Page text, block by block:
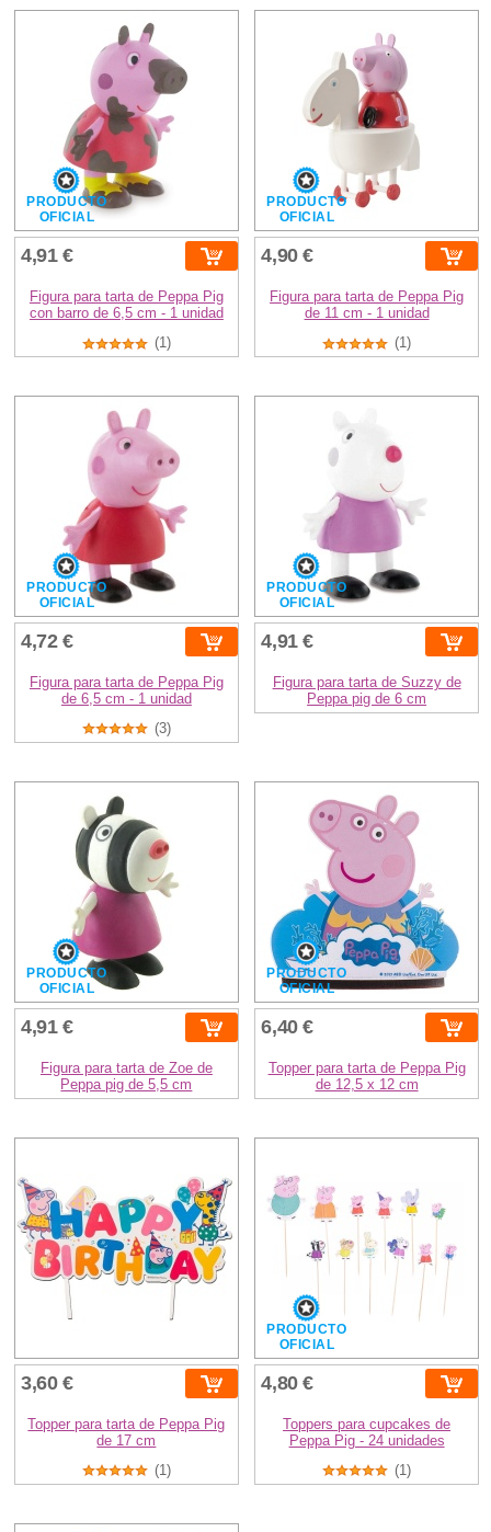
PRODUCTO
OFICIAL
4,91 €
Figura para tarta de Peppa Pig
con barro de 6,5 cm - 1 unidad
(1)
PRODUCTO
OFICIAL
4,90 €
Figura para tarta de Peppa Pig
de 11 cm - 1 unidad
(1)
PRODUCTO
OFICIAL
4,72 €
Figura para tarta de Peppa Pig
de 6,5 cm - 1 unidad
(3)
PRODUCTO
OFICIAL
4,91 €
Figura para tarta de Suzzy de
Peppa pig de 6 cm
PRODUCTO
OFICIAL
4,91 €
Figura para tarta de Zoe de
Peppa pig de 5,5 cm
PRODUCTO
OFICIAL
6,40 €
Topper para tarta de Peppa Pig
de 12,5 x 12 cm
3,60 €
Topper para tarta de Peppa Pig
de 17 cm
(1)
PRODUCTO
OFICIAL
4,80 €
Toppers para cupcakes de
Peppa Pig - 24 unidades
(1)